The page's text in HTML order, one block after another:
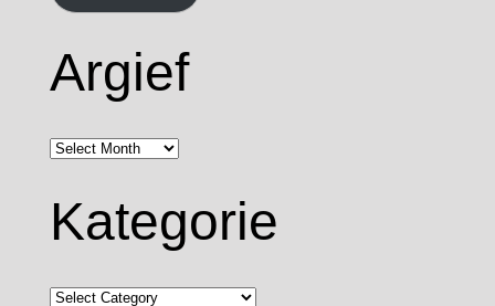
Argief
Argief
Kategorie
Kategorie